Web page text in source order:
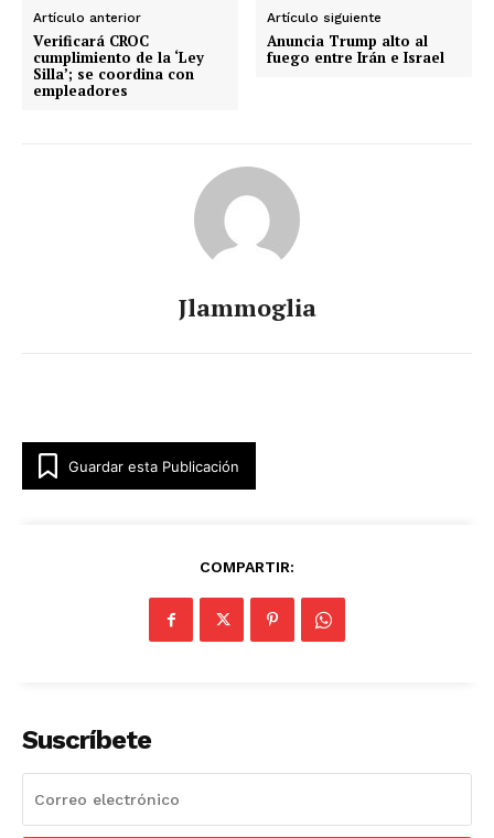
Artículo anterior
Verificará CROC
cumplimiento de la ‘Ley
Silla’; se coordina con
empleadores
Artículo siguiente
Anuncia Trump alto al
fuego entre Irán e Israel
Jlammoglia
Guardar esta Publicación
COMPARTIR:
Suscríbete